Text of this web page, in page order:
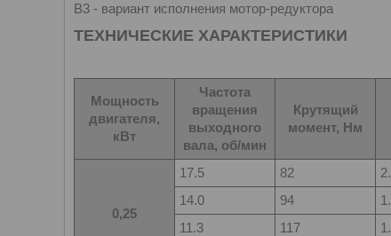
B3 - вариант исполнения мотор-редуктора
ТЕХНИЧЕСКИЕ ХАРАКТЕРИСТИКИ
Мощность
двигателя,
кВт
Частота
вращения
выходного
вала, об/мин
Крутящий
момент, Нм
0,25
17.5 82
14.0
94
11.3
117